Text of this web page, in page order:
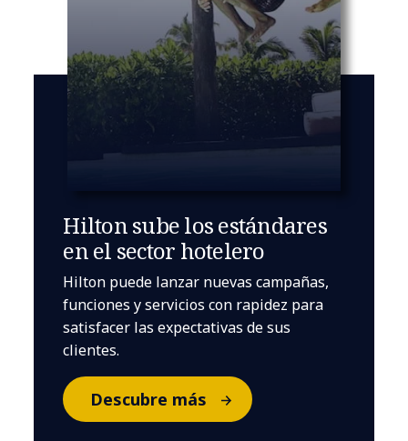
Hilton sube los estándares
en el sector hotelero
Hilton puede lanzar nuevas campañas,
funciones y servicios con rapidez para
satisfacer las expectativas de sus
clientes.
Descubre más